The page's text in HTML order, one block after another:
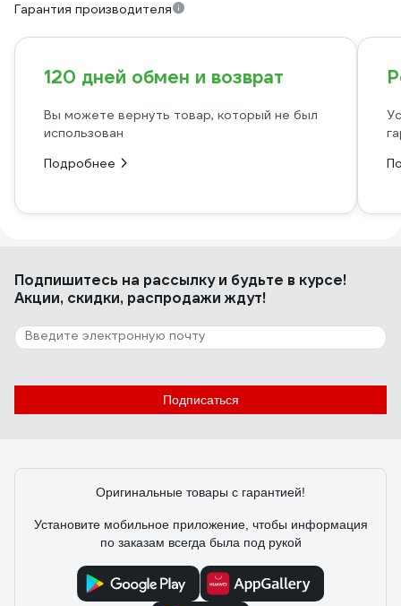
Гарантия производителя
120 дней обмен и возврат
Вы можете вернуть товар, который не был
использован
Подробнее
Подпишитесь на рассылкуи будьте в курсе!
Акции, скидки, распродажи ждут!
Подписаться
Оригинальные товары с гарантией!
Установите мобильное приложение, чтобы информация
по заказам всегда была под рукой